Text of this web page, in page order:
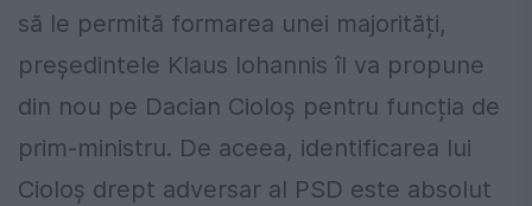
să le permită formarea unei majorități,
președintele Klaus Iohannis îl va propune
din nou pe Dacian Cioloș pentru funcția de
prim-ministru. De aceea, identificarea lui
Cioloș drept adversar al PSD este absolut